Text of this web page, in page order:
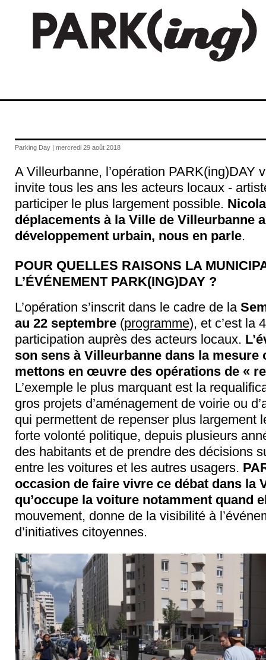
Parking Day | mercredi 29 août 2018
A Villeurbanne, l’opération PARK(ing)DAY
invite tous les ans les acteurs locaux -
participer le plus largement possible.
déplacements à la Ville de Villeurbanne
développement urbain, nous en parle.
POUR QUELLES RAISONS LA
L’ÉVÉNEMENT PARK(ING)DAY ?
L’opération s’inscrit dans le cadre de la
au 22 septembre (programme), et c’est la
participation auprès des acteurs locaux.
son sens à Villeurbanne dans la
mettons en œuvre des opérations de «
L’exemple le plus marquant est la
gros projets d’aménagement de voirie ou
qui permettent de repenser plus largement
forte volonté politique, depuis plusieurs
des habitants et de prendre des décisions
entre les voitures et les autres usagers.
occasion de faire vivre ce débat dans la
qu’occupe la voiture notamment quand
mouvement, donne de la visibilité à
d’initiatives citoyennes.